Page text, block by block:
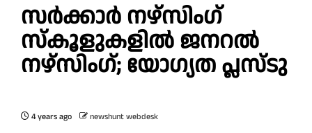
സര്‍ക്കാര്‍ നഴ്‌സിംഗ്
സ്‌കൂളുകളില്‍ ജനറല്‍
നഴ്‌സിംഗ്; യോഗ്യത പ്ലസ്ടു
4 years ago newshunt webdesk